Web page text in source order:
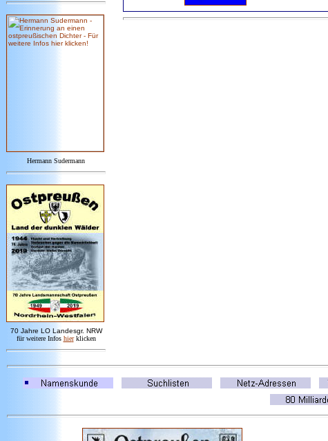
Hermann Sudermann
70 Jahre LO Landesgr. NRW
für weitere Infos hier klicken